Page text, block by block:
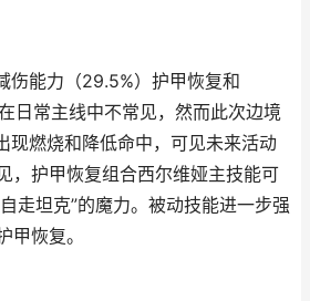
伤能力（29.5%）护甲恢复和
日常主线中不常见，然而此次边境
现燃烧和降低命中，可见未来活动
，护甲恢复组合西尔维娅主技能可
走坦克”的魔力。被动技能进一步强
恢复。